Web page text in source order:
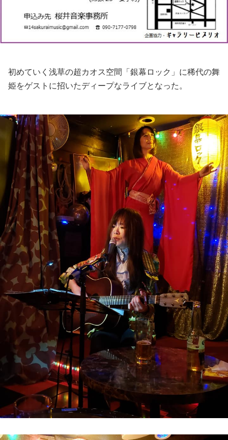
初めていく浅草の超カオス空間「銀幕ロック」に稀代の舞
姫をゲストに招いたディープなライブとなった。